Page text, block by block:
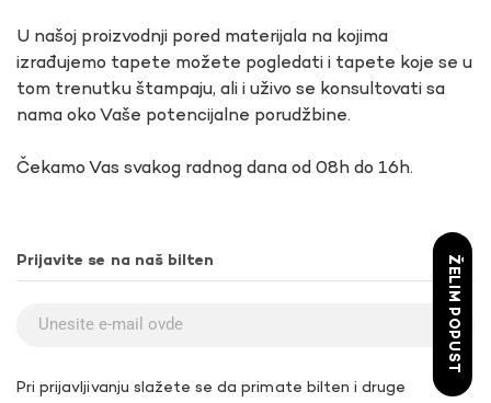
U našoj proizvodnji pored materijala na kojima
izrađujemo tapete možete pogledati i tapete koje se u
tom trenutku štampaju, ali i uživo se konsultovati sa
nama oko Vaše potencijalne porudžbine.
Čekamo Vas svakog radnog dana od 08h do 16h.
Prijavite se na naš bilten
Pri prijavljivanju slažete se da primate bilten i druge
ŽELIM POPUST